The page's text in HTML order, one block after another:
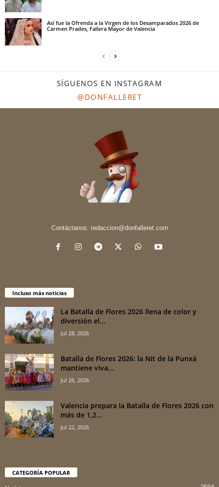
Así fue la Ofrenda a la Virgen de los Desamparados 2026 de
Carmen Prades, Fallera Mayor de Valencia
SÍGUENOS EN INSTAGRAM
@DONFALLERET
Contáctanos: redaccion@donfalleret.com
Incluso más noticias
La Batalla de Flores 2026 llena de color y
diversión el...
Jul 28, 2026
Batalla de Flores 2026: la Nit de la Punxà
mantiene viva...
Jul 26, 2026
Valencia prepara la Batalla de Flores 2026 con
más de 1,2...
Jul 22, 2026
CATEGORÍA POPULAR